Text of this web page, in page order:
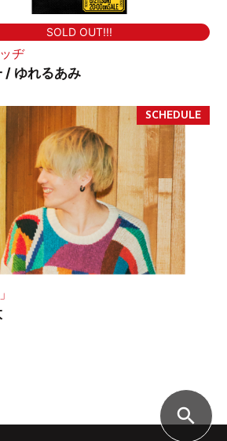
SOLD OUT!!!
ヂ
/ ゆれるあみ
search